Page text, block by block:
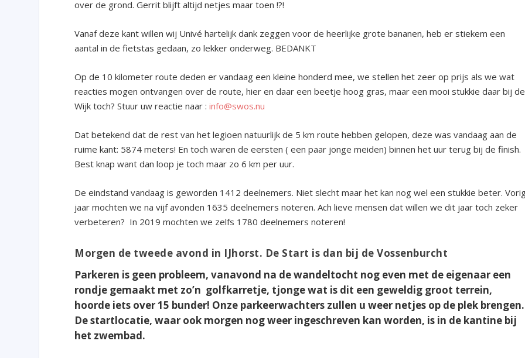
over de grond. Gerrit blijft altijd netjes maar toen !?!
Vanaf deze kant willen wij Univé hartelijk dank zeggen voor de heerlijke grote bananen, heb er stiekem een
aantal in de fietstas gedaan, zo lekker onderweg. BEDANKT
Op de 10 kilometer route deden er vandaag een kleine honderd mee, we stellen het zeer op prijs als we wat
reacties mogen ontvangen over de route, hier en daar een beetje hoog gras, maar een mooi stukkie daar bij de
Wijk toch? Stuur uw reactie naar :info@swos.nu
Dat betekend dat de rest van het legioen natuurlijk de 5 km route hebben gelopen, deze was vandaag aan de
ruime kant: 5874 meters! En toch waren de eersten ( een paar jonge meiden) binnen het uur terug bij de finish.
Best knap want dan loop je toch maar zo 6 km per uur.
De eindstand vandaag is geworden 1412 deelnemers. Niet slecht maar het kan nog wel een stukkie beter.
jaar mochten we na vijf avonden 1635 deelnemers noteren. Ach lieve mensen dat willen we dit jaar toch zeker
verbeteren? In 2019 mochten we zelfs 1780 deelnemers noteren!
Morgen de tweede avond in IJhorst. De Start is dan bij de Vossenburcht
Parkeren is geen probleem, vanavond na de wandeltocht nog even met de eigenaar een
rondje gemaakt met zo’n golfkarretje, tjonge wat is dit een geweldig groot terrein,
hoorde iets over 15 bunder! Onze parkeerwachters zullen u weer netjes op de plek brengen.
De startlocatie, waar ook morgen nog weer ingeschreven kan worden, is in de kantine bij
het zwembad.